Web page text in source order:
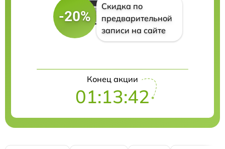
-20%
Скидка по
предварительной
записи на сайте
Конец акции
01:13:42